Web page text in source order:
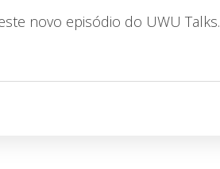
novo episódio do UWU Talks.